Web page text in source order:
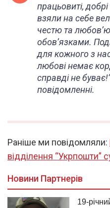
працьовиті,
взяли на себе
честю та
обов’язками.
для кожного з
любові немає
справді не
повідомленні.
Раніше ми повідомляли:
відділення “Укрпошти”